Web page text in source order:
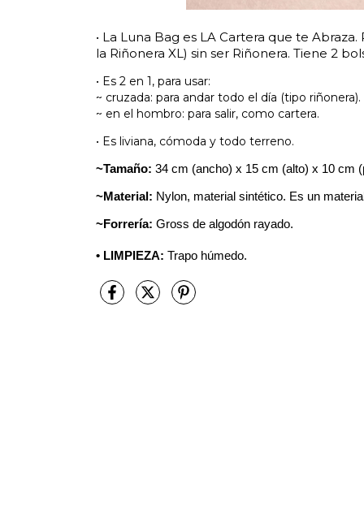
• La Luna Bag es LA Cartera que te
la Riñonera XL) sin ser Riñonera. Tiene 2
• Es 2 en 1, para usar:
~ cruzada: para andar todo el día (tipo riñonera).
~ en el hombro: para salir, como cartera.
• Es liviana, cómoda y todo terreno.
~Tamaño: 34 cm (ancho) x 15 cm (alto) x 10 cm
~Material: Nylon, material sintético. Es un
~Forrería: Gross de algodón rayado.
• LIMPIEZA: Trapo húmedo.